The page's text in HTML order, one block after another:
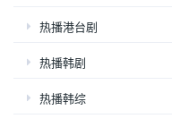
热播港台剧
热播韩剧
热播韩综